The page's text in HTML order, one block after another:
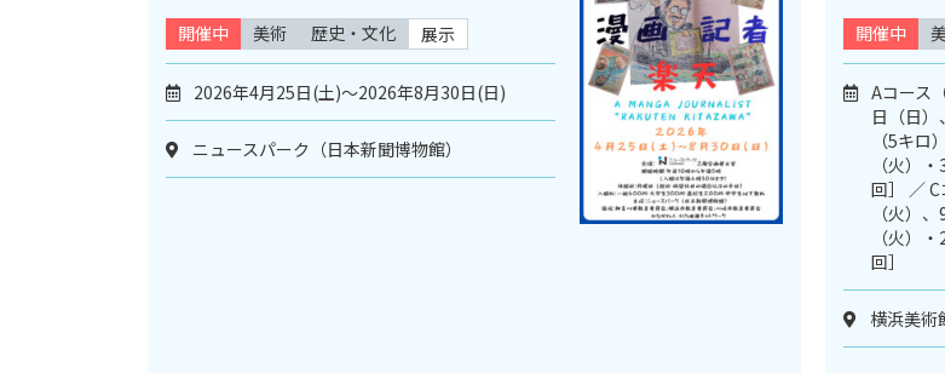
開催中 美術 歴史・文化 展示
2026年4月25日(土)～2026年8月30日(日)
ニュースパーク（日本新聞博物館）
開催中
Aコース
日（日
（5キ
（火）
回］ ／
（火）
（火）
回］
横浜美術